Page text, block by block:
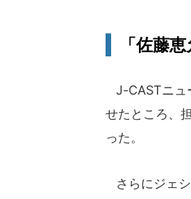
「佐藤
J-CASTニュ
せたところ、
った。
さらにジェ